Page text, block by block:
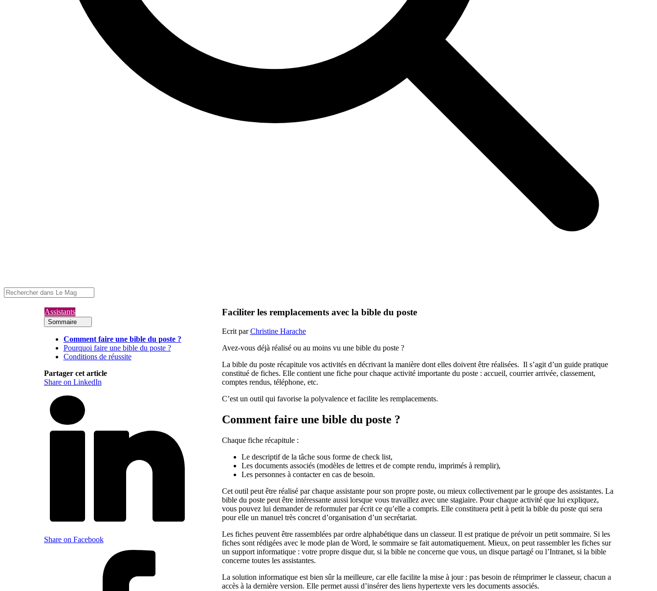
Assistants
Sommaire
Comment faire une bible du poste ?
Pourquoi faire une bible du poste ?
Conditions de réussite
Partager cet article
Share on LinkedIn
Share on Facebook
Faciliter les remplacements avec la bible du poste
Ecrit parChristine Harache
Avez-vous déjà réalisé ou au moins vu une bible du poste ?
La bible du poste récapitule vos activités en décrivant la manière dont elles doivent être réalisées. Il s’agit d’un guide pratique
constitué de fiches. Elle contient une fiche pour chaque activité importante du poste : accueil, courrier arrivée, classement,
comptes rendus, téléphone, etc.
C’est un outil qui favorise la polyvalence et facilite les remplacements.
Comment faire une bible du poste ?
Chaque fiche récapitule :
Le descriptif de la tâche sous forme de check list,
Les documents associés (modèles de lettres et de compte rendu, imprimés à remplir),
Les personnes à contacter en cas de besoin.
Cet outil peut être réalisé par chaque assistante pour son propre poste, ou mieux collectivement par le groupe des assistantes. La
bible du poste peut être intéressante aussi lorsque vous travaillez avec une stagiaire. Pour chaque activité que lui expliquez,
vous pouvez lui demander de reformuler par écrit ce qu’elle a compris. Elle constituera petit à petit la bible du poste qui sera
pour elle un manuel très concret d’organisation d’un secrétariat.
Les fiches peuvent être rassemblées par ordre alphabétique dans un classeur. Il est pratique de prévoir un petit sommaire. Si les
fiches sont rédigées avec le mode plan de Word, le sommaire se fait automatiquement. Mieux, on peut rassembler les fiches sur
un support informatique : votre propre disque dur, si la bible ne concerne que vous, un disque partagé ou l’Intranet, si la bible
concerne toutes les assistantes.
La solution informatique est bien sûr la meilleure, car elle facilite la mise à jour : pas besoin de réimprimer le classeur, chacun a
accès à la dernière version. Elle permet aussi d’insérer des liens hypertexte vers les documents associés.